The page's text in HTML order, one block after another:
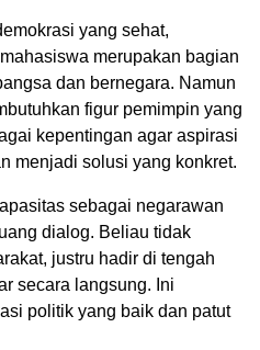
yang sehat,
merupakan bagian
dan bernegara. Namun
figur pemimpin yang
kepentingan agar aspirasi
menjadi solusi yang konkret.
sebagai negarawan
dialog. Beliau tidak
justru hadir di tengah
secara langsung. Ini
politik yang baik dan patut